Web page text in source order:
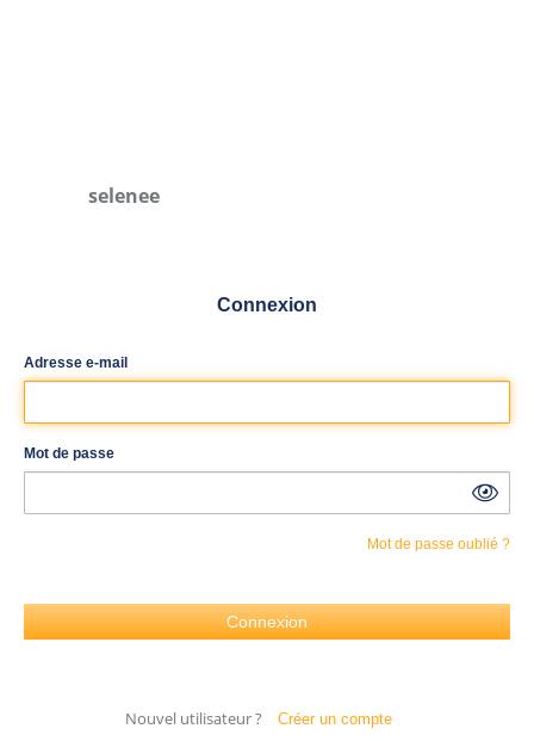
selenee
Connexion
Adresse e-mail
Mot de passe
Mot de passe oublié ?
Nouvel utilisateur ? Créer un compte